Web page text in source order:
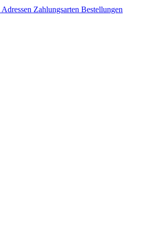
Adressen Zahlungsarten Bestellungen